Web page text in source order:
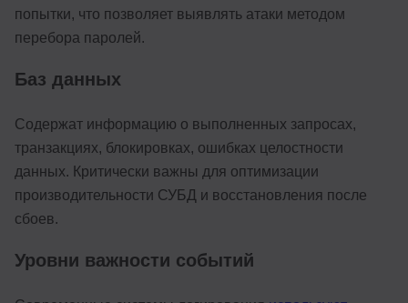
попытки, что позволяет выявлять атаки методом
перебора паролей.
Баз данных
Содержат информацию о выполненных запросах,
транзакциях, блокировках, ошибках целостности
данных. Критически важны для оптимизации
производительности СУБД и восстановления после
сбоев.
Уровни важности событий